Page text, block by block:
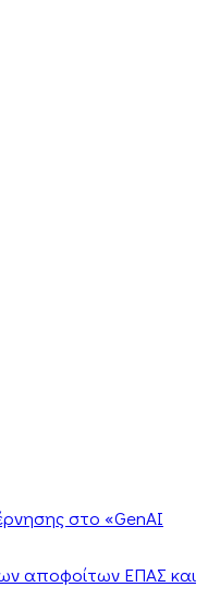
στο «GenAI
αποφοίτων ΕΠΑΣ και